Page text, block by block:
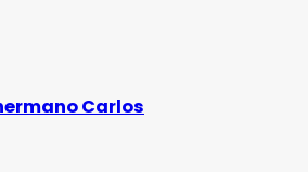
Carlos